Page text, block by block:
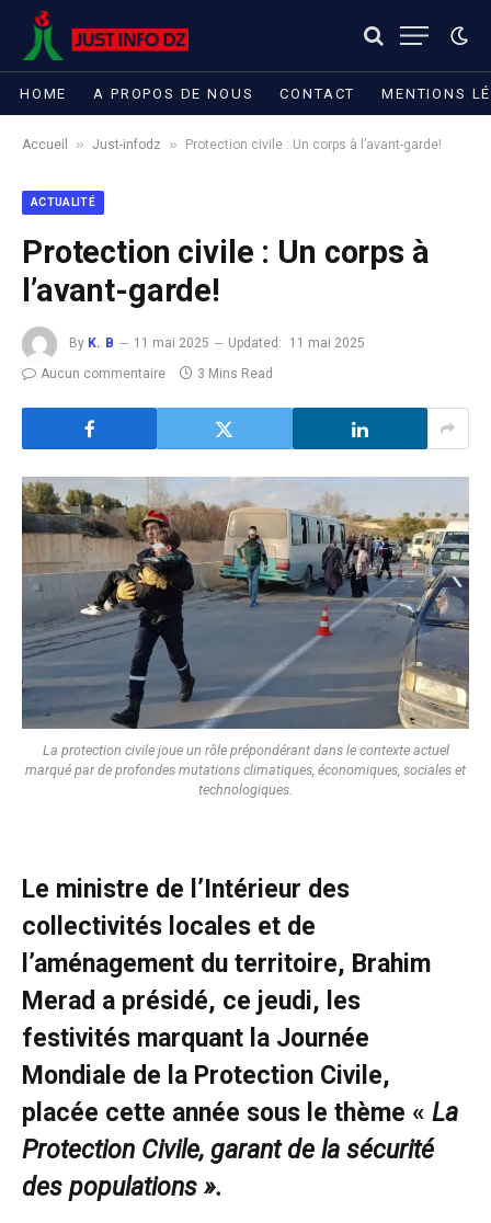
HOME A PROPOS DE NOUS CONTACT MENTIONS
Accueil » Just-infodz » Protection civile : Un corps à l’avant-garde!
ACTUALITÉ
Protection civile : Un corps à
l’avant-garde!
By K. B 11 mai 2025 Updated:
11 mai 2025
Aucun commentaire
3 Mins Read
La protection civile joue un rôle prépondérant dans le contexte actuel
marqué par de profondes mutations climatiques, économiques, sociales et
technologiques.
Le ministre de l’Intérieur des
collectivités locales et de
l’aménagement du territoire, Brahim
Merad a présidé, ce jeudi, les
festivités marquant la Journée
Mondiale de la Protection Civile,
placée cette année sous le thème « La
Protection Civile, garant de la sécurité
des populations ».